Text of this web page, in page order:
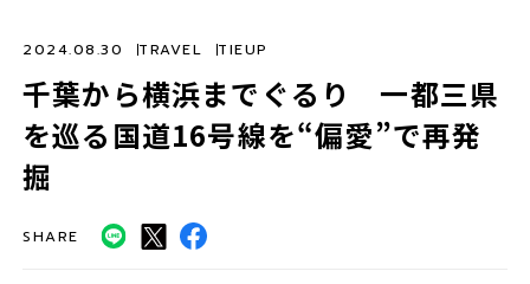
千葉から横浜までぐるり 一都三県
を巡る国道16号線を“偏愛”で再発
掘
2024.08.30 TRAVEL TIEUP
SHARE